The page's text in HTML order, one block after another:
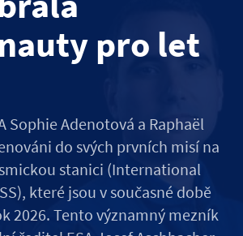
pro let
Sophie Adenotová a Raphaël
do svých prvních misí na
stanici (International
které jsou v současné době
2026. Tento významný mezník